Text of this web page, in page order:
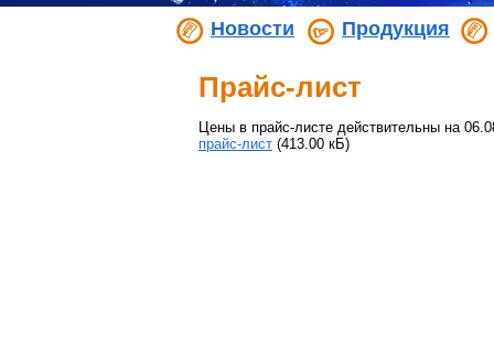
Новости Продукция
Прайс-лист
Цены в прайс-листе действительны на
прайс-лист (413.00 кБ)